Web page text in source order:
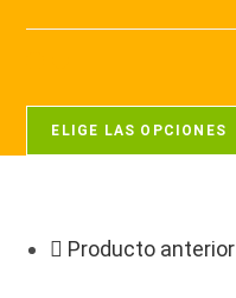
ELIGE LAS OPCIONES
Producto anterior